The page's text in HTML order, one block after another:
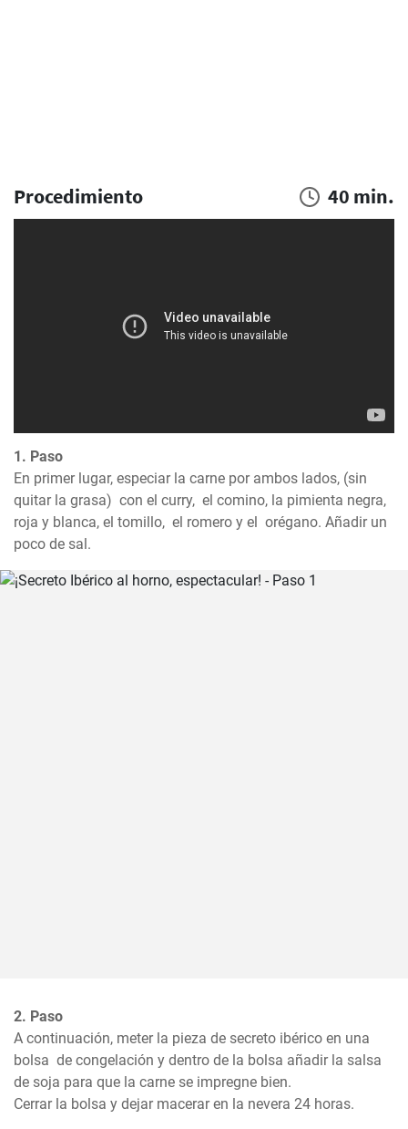
Procedimiento 40 min.
1. Paso
En primer lugar, especiar la carne por ambos lados, (sin
quitar la grasa)  con el curry,  el comino, la pimienta negra,
roja y blanca, el tomillo,  el romero y el  orégano. Añadir un
poco de sal.
2. Paso
A continuación, meter la pieza de secreto ibérico en una
bolsa  de congelación y dentro de la bolsa añadir la salsa
de soja para que la carne se impregne bien.
Cerrar la bolsa y dejar macerar en la nevera 24 horas.